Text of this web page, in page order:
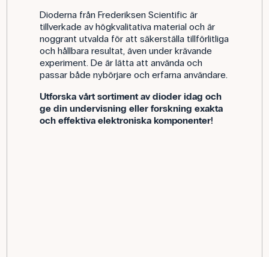
Dioderna från Frederiksen Scientific är
tillverkade av högkvalitativa material och är
noggrant utvalda för att säkerställa tillförlitliga
och hållbara resultat, även under krävande
experiment. De är lätta att använda och
passar både nybörjare och erfarna användare.
Utforska vårt sortiment av dioder idag och
ge din undervisning eller forskning exakta
och effektiva elektroniska komponenter!